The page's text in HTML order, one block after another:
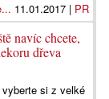
11.01.2017 | PR
navíc chcete,
dřeva
si z velké